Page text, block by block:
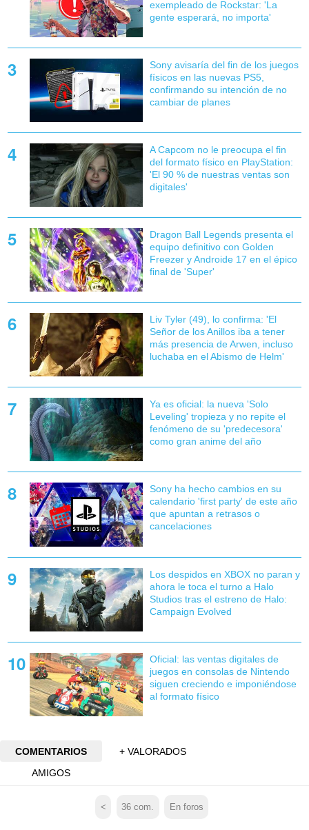
exempleado de Rockstar: 'La
gente esperará, no importa'
Sony avisaría del fin de los juegos
físicos en las nuevas PS5,
confirmando su intención de no
cambiar de planes
A Capcom no le preocupa el fin
del formato físico en PlayStation:
'El 90 % de nuestras ventas son
digitales'
Dragon Ball Legends presenta el
equipo definitivo con Golden
Freezer y Androide 17 en el épico
final de 'Super'
Liv Tyler (49), lo confirma: 'El
Señor de los Anillos iba a tener
más presencia de Arwen, incluso
luchaba en el Abismo de Helm'
Ya es oficial: la nueva 'Solo
Leveling' tropieza y no repite el
fenómeno de su 'predecesora'
como gran anime del año
Sony ha hecho cambios en su
calendario 'first party' de este año
que apuntan a retrasos o
cancelaciones
Los despidos en XBOX no paran y
ahora le toca el turno a Halo
Studios tras el estreno de Halo:
Campaign Evolved
Oficial: las ventas digitales de
juegos en consolas de Nintendo
siguen creciendo e imponiéndose
al formato físico
COMENTARIOS
+ VALORADOS
AMIGOS
< 36 com. En foros